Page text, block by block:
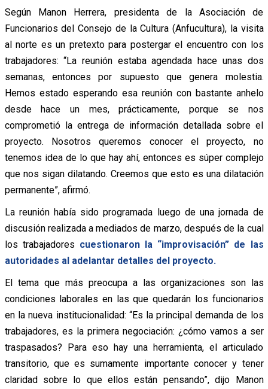
Según Manon Herrera, presidenta de la Asociación de
Funcionarios del Consejo de la Cultura (Anfucultura), la visita
al norte es un pretexto para postergar el encuentro con los
trabajadores: “La reunión estaba agendada hace unas dos
semanas, entonces por supuesto que genera molestia.
Hemos estado esperando esa reunión con bastante anhelo
desde hace un mes, prácticamente, porque se nos
comprometió la entrega de información detallada sobre el
proyecto. Nosotros queremos conocer el proyecto, no
tenemos idea de lo que hay ahí, entonces es súper complejo
que nos sigan dilatando. Creemos que esto es una dilatación
permanente”, afirmó.
La reunión había sido programada luego de una jornada de
discusión realizada a mediados de marzo, después de la cual
los trabajadores cuestionaron la “improvisación” de las
autoridades al adelantar detalles del proyecto.
El tema que más preocupa a las organizaciones son las
condiciones laborales en las que quedarán los funcionarios
en la nueva institucionalidad: “Es la principal demanda de los
trabajadores, es la primera negociación: ¿cómo vamos a ser
traspasados? Para eso hay una herramienta, el articulado
transitorio, que es sumamente importante conocer y tener
claridad sobre lo que ellos están pensando”, dijo Manon